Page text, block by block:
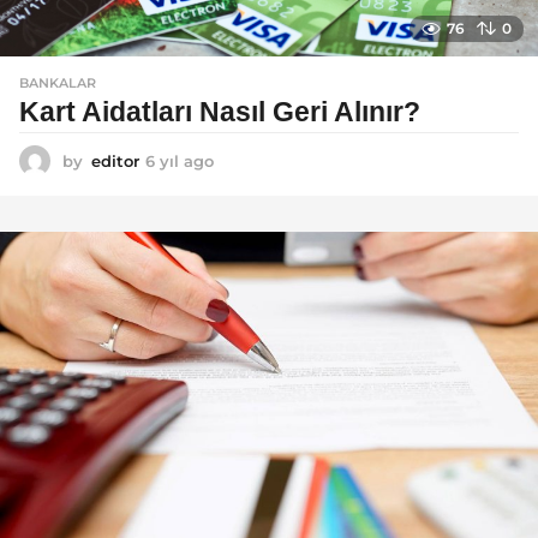
76 0
BANKALAR
Kart Aidatları Nasıl Geri Alınır?
by editor 6 yıl ago
l
g
o